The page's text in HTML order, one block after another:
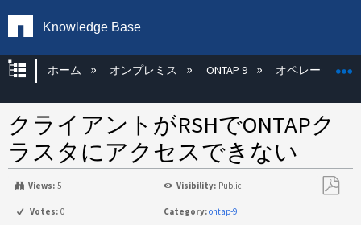
Knowledge Base
グローバル階層を展開/折りたたむ
ホーム オンプレミス ONTAP 9 オペレーティン
クライアントがRSHでONTAPク
ラスタにアクセスできない
Views: 5 Visibility: Public
Votes: 0 Category:ontap-9